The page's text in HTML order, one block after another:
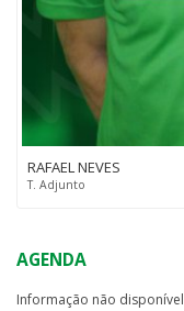
RAFAEL NEVES
T. Adjunto
AGENDA
Informação não disponível